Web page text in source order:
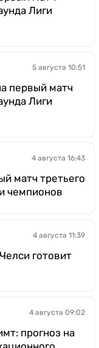
Лиги
5 августа 10:51
первый матч
Лиги
4 августа 16:43
матч третьего
чемпионов
4 августа 11:39
готовит
4 августа 09:02
прогноз на